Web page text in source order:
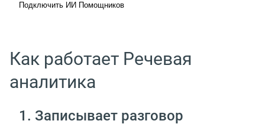
Подключить ИИ Помощников
Как работает Речевая
аналитика
1. Записывает разговор